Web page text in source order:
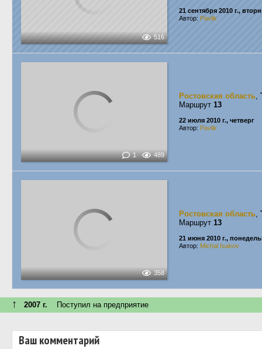
516
21 сентября 2010 г.,
Автор: Pavlik
1 489
Ростовская область,
Маршрут 13
22 июля 2010 г., четверг
Автор: Pavlik
358
Ростовская область,
Маршрут 13
21 июня 2010 г.,
Автор: Michal Isakov
↑ 2007 г. Поступил на предприятие
Ваш комментарий